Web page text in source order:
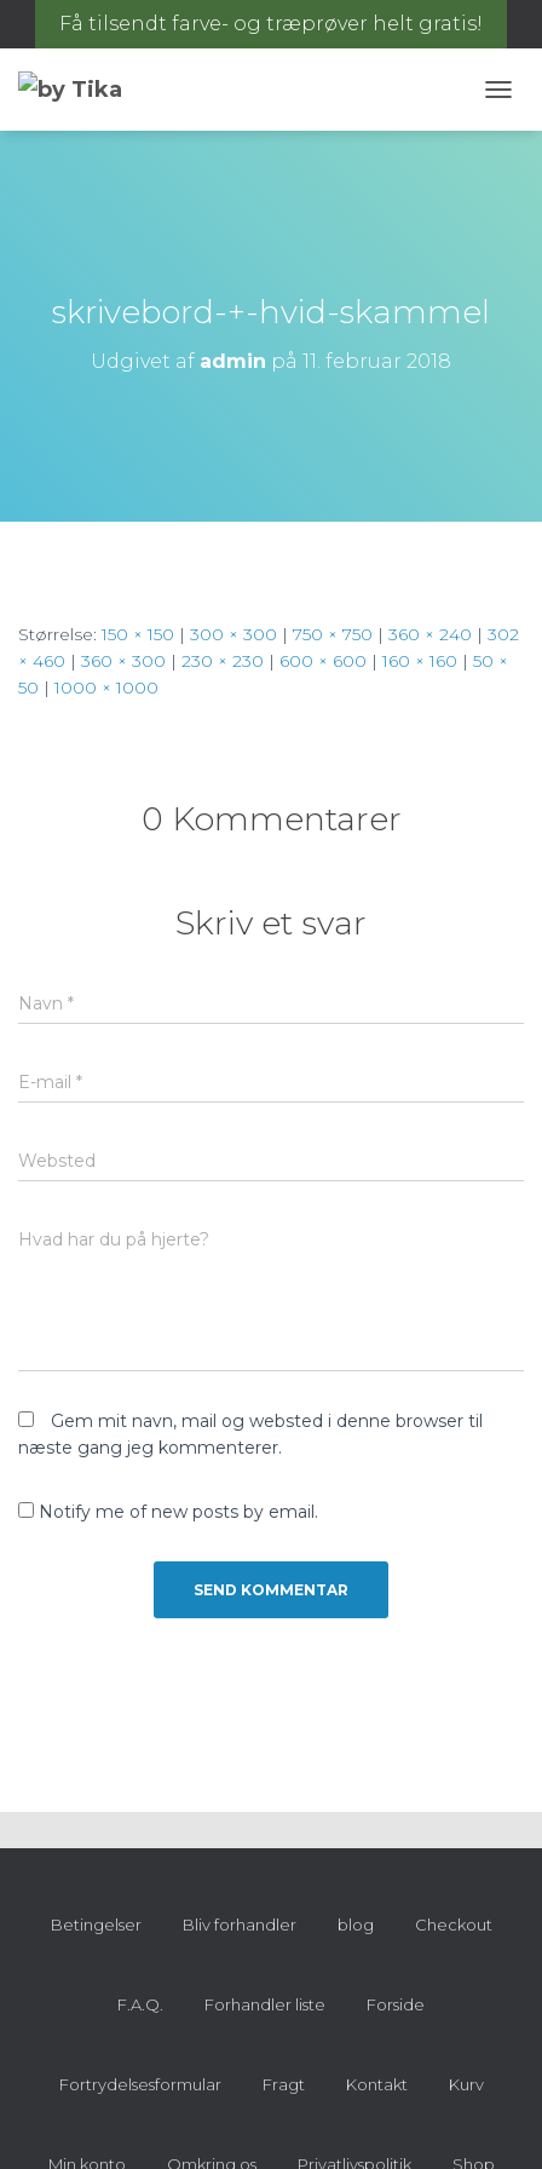
Få tilsendt farve- og træprøver helt gratis!
K
skrivebord-+-hvid-skammel
Udgivet af admin på 11. februar 2018
Størrelse:150 × 150 | 300 × 300 | 750 × 750 | 360 × 240 | 302
× 460 | 360 × 300 | 230 × 230 | 600 × 600 | 160 × 160 | 50 ×
50 | 1000 × 1000
0 Kommentarer
Skriv et svar
Navn *
E-mail *
Websted
Hvad har du på hjerte?
Gem mit navn, mail og websted i denne browser til
næste gang jeg kommenterer.
Notify me of new posts by email.
Betingelser Bliv forhandler blog Checkout
F.A.Q. Forhandler liste Forside
Fortrydelsesformular Fragt Kontakt Kurv
Min konto Omkring os Privatlivspolitik Shop